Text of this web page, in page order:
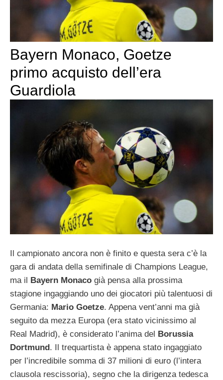
Bayern Monaco, Goetze
primo acquisto dell’era
Guardiola
Il campionato ancora non è finito e questa sera c’è la
gara di andata della semifinale di Champions League,
ma il
Bayern Monaco già pensa alla prossima
stagione ingaggiando uno dei giocatori più talentuosi di
Germania: Mario Goetze. Appena vent’anni ma già
seguito da mezza Europa (era stato vicinissimo al
Real Madrid), è considerato l’anima del
Borussia
Dortmund . Il trequartista è appena stato ingaggiato
per l’incredibile somma di 37 milioni di euro (l’intera
clausola rescissoria), segno che la dirigenza tedesca